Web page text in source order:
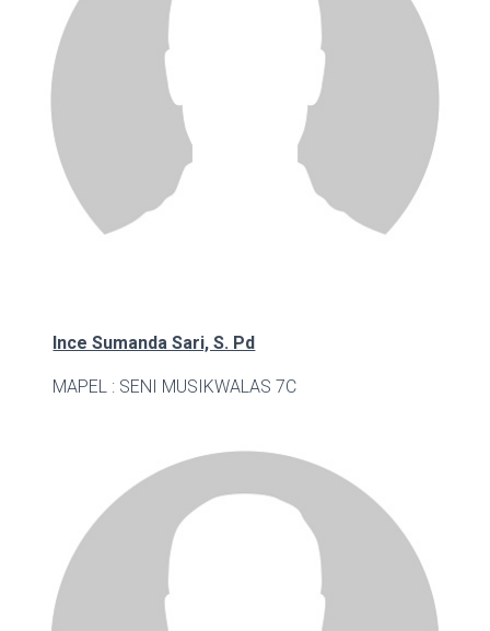
Ince Sumanda Sari, S. Pd
MAPEL : SENI MUSIKWALAS 7C